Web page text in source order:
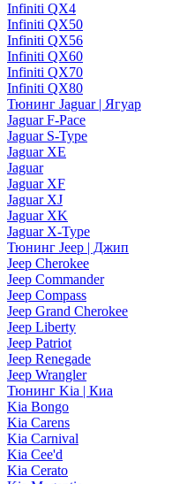
Infiniti QX4
Infiniti QX50
Infiniti QX56
Infiniti QX60
Infiniti QX70
Infiniti QX80
Тюнинг Jaguar | Ягуар
Jaguar F-Pace
Jaguar S-Type
Jaguar XE
Jaguar
Jaguar XF
Jaguar XJ
Jaguar XK
Jaguar X-Type
Тюнинг Jeep | Джип
Jeep Cherokee
Jeep Commander
Jeep Compass
Jeep Grand Cherokee
Jeep Liberty
Jeep Patriot
Jeep Renegade
Jeep Wrangler
Тюнинг Kia | Киа
Kia Bongo
Kia Carens
Kia Carnival
Kia Cee'd
Kia Cerato